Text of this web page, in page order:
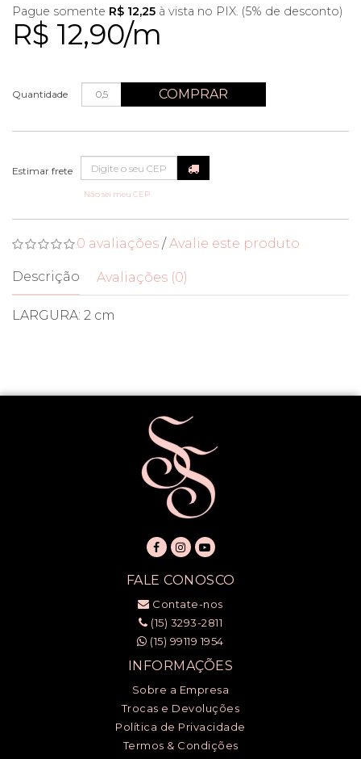
R$ 12,90/m
Pague somente R$ 12,25 à vista no PIX. (5% de desconto)
Quantidade COMPRAR
Não sei meu CEP
0 avaliações /Avalie este produto
Descrição Avaliações (0)
LARGURA: 2 cm
FALE CONOSCO
Contate-nos
(15) 3293-2811
(15) 99119 1954
INFORMAÇÕES
Sobre a Empresa
Trocas e Devoluções
Política de Privacidade
Termos & Condições